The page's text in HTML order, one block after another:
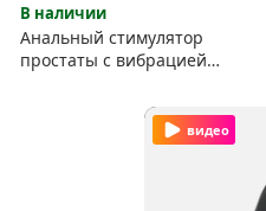
В наличии
Анальный стимулятор
простаты с вибрацией
видео